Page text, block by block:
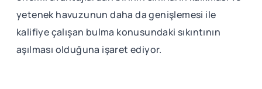
yetenek havuzunun daha da genişlemesi ile
kalifiye çalışan bulma konusundaki sıkıntının
aşılması olduğuna işaret ediyor.